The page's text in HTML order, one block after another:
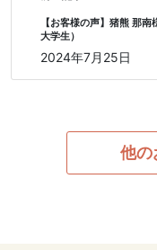
【お客様の声】猪熊 那南
大学生）
2024年7月25日
他の